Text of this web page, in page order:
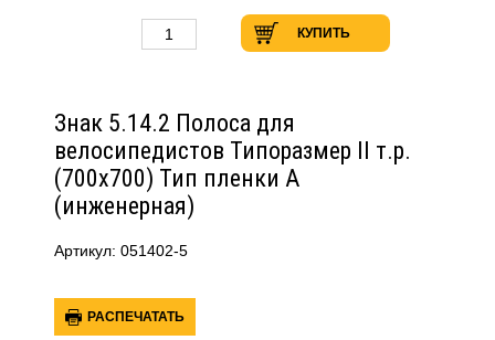
Знак 5.14.2 Полоса для
велосипедистов Типоразмер II т.р.
(700х700) Тип пленки А
(инженерная)
Артикул: 051402-5
РАСПЕЧАТАТЬ
КУПИТЬ